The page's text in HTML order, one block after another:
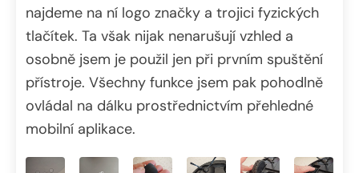
najdeme na ní logo značky a trojici fyzických
tlačítek. Ta však nijak nenarušují vzhled a
osobně jsem je použil jen při prvním spuštění
přístroje. Všechny funkce jsem pak pohodlně
ovládal na dálku prostřednictvím přehledné
mobilní aplikace.